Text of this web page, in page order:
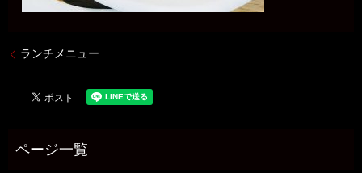
ランチメニュー